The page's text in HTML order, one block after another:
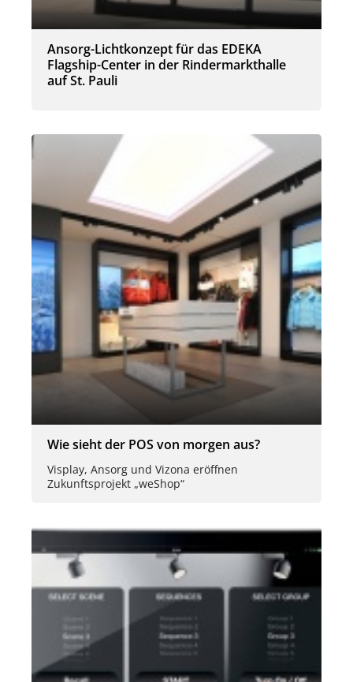
Ansorg-Lichtkonzept für das EDEKA
Flagship-Center in der Rindermarkthalle
auf St. Pauli
Wie sieht der POS von morgen aus?
Visplay, Ansorg und Vizona eröffnen
Zukunftsprojekt „weShop“